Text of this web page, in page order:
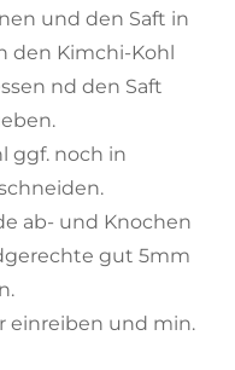
und den Saft in
den Kimchi-Kohl
nd den Saft
ggf. noch in
ab- und Knochen
gut 5mm
einreiben und min.